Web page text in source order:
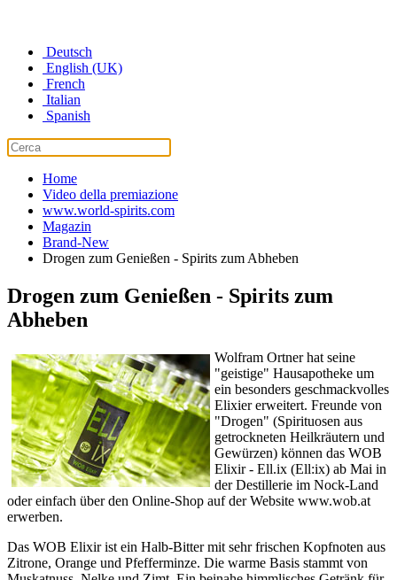
Deutsch
English (UK)
French
Italian
Spanish
Home
Video della premiazione
www.world-spirits.com
Magazin
Brand-New
Drogen zum Genießen - Spirits zum Abheben
Drogen zum Genießen - Spirits zum
Abheben
Wolfram Ortner hat seine
"geistige" Hausapotheke um
ein besonders geschmackvolles
Elixier erweitert. Freunde von
"Drogen" (Spirituosen aus
getrockneten Heilkräutern und
Gewürzen) können das WOB
Elixir - Ell.ix (Ell:ix) ab Mai in
der Destillerie im Nock-Land
oder einfach über den Online-Shop auf der Website www.wob.at
erwerben.
Das WOB Elixir ist ein Halb-Bitter mit sehr frischen Kopfnoten aus
Zitrone, Orange und Pfefferminze. Die warme Basis stammt von